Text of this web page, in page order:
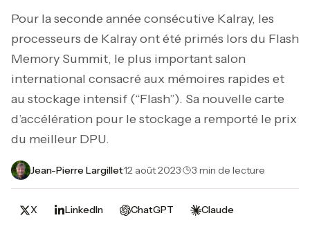
Pour la seconde année consécutive Kalray, les
processeurs de Kalray ont été primés lors du Flash
Memory Summit, le plus important salon
international consacré aux mémoires rapides et
au stockage intensif (“Flash”). Sa nouvelle carte
d’accélération pour le stockage a remporté le prix
du meilleur DPU.
Jean-Pierre Largillet·12 août 2023· 3 min de lecture
X LinkedIn ChatGPT Claude